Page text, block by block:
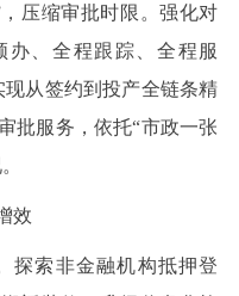
压缩审批时限。强化对
办、全程跟踪、全程服
从签约到投产全链条精
批服务，依托“市政一张
效
索非金融机构抵押登